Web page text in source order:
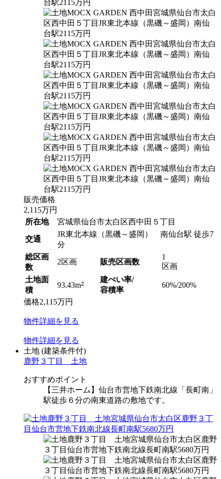
販売価格
2,115万円
所在地
宮城県仙台市太白区西中田５丁目
交通
JR東北本線（黒磯～盛岡） 南仙台駅 徒歩7
分
総区画
数
2区画 販売区画数
1
区画
土地面
積
93.43m2
建ぺい率/
容積率
60%/200%
価格2,115万円
物件詳細を見る
物件詳細を見る
土地 (建築条件付)
鹿野３丁目 土地
おすすめポイント
【三井ホーム】仙台市営地下鉄南北線「長町南」
駅徒歩６分の南東道路の敷地です。